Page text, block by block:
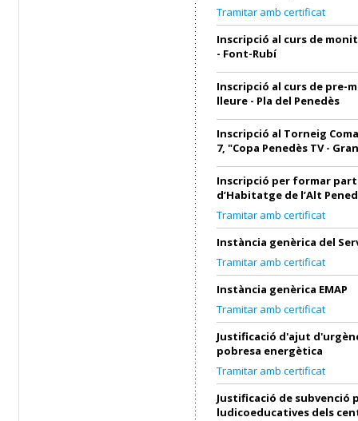
Tramitar amb certificat
Inscripció al curs de
- Font-Rubí
Inscripció al curs de pre-
lleure - Pla del Penedès
Inscripció al Torneig
7, "Copa Penedès TV -
Inscripció per formar part
d’Habitatge de l’Alt
Tramitar amb certificat
Instància genèrica del
Tramitar amb certificat
Instància genèrica EMAP
Tramitar amb certificat
Justificació d'ajut
pobresa energètica
Tramitar amb certificat
Justificació de subvenció
ludicoeducatives dels